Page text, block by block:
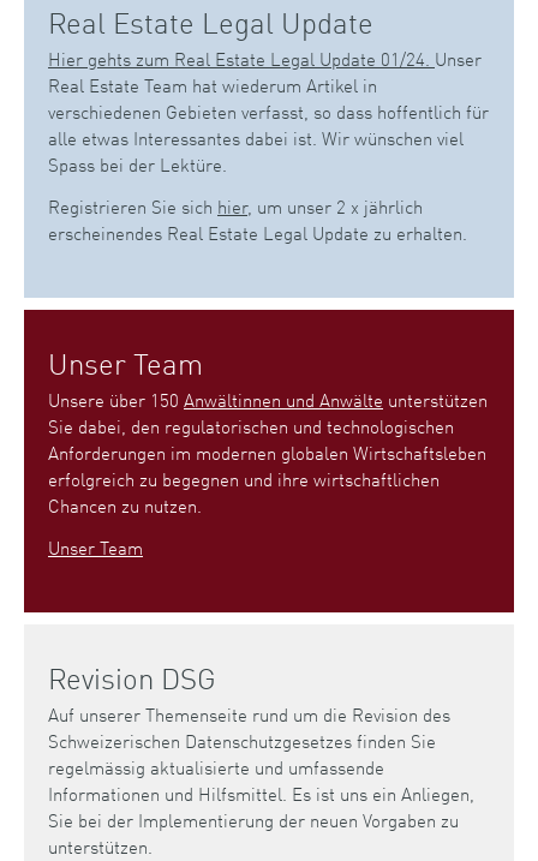
Real Estate Legal Update
Hier gehts zum Real Estate Legal Update 01/24. Unser
Real Estate Team hat wiederum Artikel in
verschiedenen Gebieten verfasst, so dass hoffentlich für
alle etwas Interessantes dabei ist. Wir wünschen viel
Spass bei der Lektüre.
Registrieren Sie sich hier, um unser 2 x jährlich
erscheinendes Real Estate Legal Update zu erhalten.
Unser Team
Unsere über 150 Anwältinnen und Anwälte unterstützen
Sie dabei, den regulatorischen und technologischen
Anforderungen im modernen globalen Wirtschaftsleben
erfolgreich zu begegnen und ihre wirtschaftlichen
Chancen zu nutzen.
Unser Team
Revision DSG
Auf unserer Themenseite rund um die Revision des
Schweizerischen Datenschutzgesetzes finden Sie
regelmässig aktualisierte und umfassende
Informationen und Hilfsmittel. Es ist uns ein Anliegen,
Sie bei der Implementierung der neuen Vorgaben zu
unterstützen.